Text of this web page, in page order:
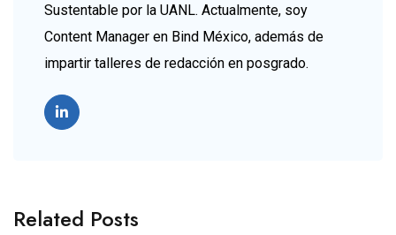
Sustentable por la UANL. Actualmente, soy
Content Manager en Bind México, además de
impartir talleres de redacción en posgrado.
Related Posts